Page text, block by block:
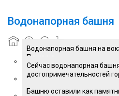
Водонапорная башня
Водонапорная башня на
Пушкино
Сейчас водонапорная
достопримечательностей
Башню оставили как